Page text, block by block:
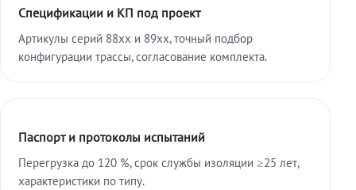
Спецификации и КП под проект
Артикулы серий 88xx и 89xx, точный подбор
конфигурации трассы, согласование комплекта.
Паспорт и протоколы испытаний
Перегрузка до 120 %, срок службы изоляции ≥25 лет,
характеристики по типу.